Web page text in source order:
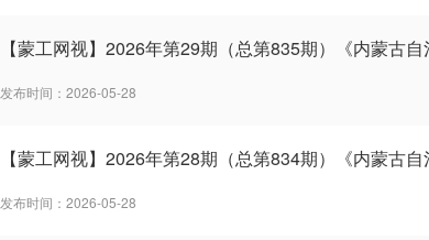
【蒙工网视】2026年第29期（总第835期）《内蒙古
发布时间：2026-05-28
【蒙工网视】2026年第28期（总第834期）《内蒙古
发布时间：2026-05-28